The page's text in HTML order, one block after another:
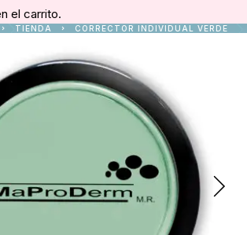
el carrito.
TIENDA CORRECTOR INDIVIDUAL VERDE